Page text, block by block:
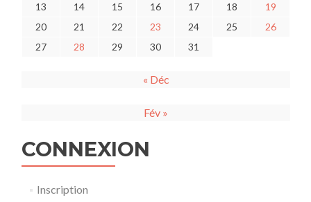
13
14 15 16 17 18
19
20
21 22 23 24 25
26
27
28 29 30 31
« Déc
Fév »
CONNEXION
Inscription